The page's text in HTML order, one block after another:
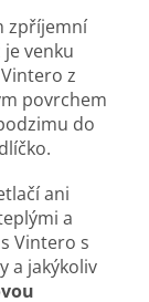
zpříjemní
venku
z
povrchem
do
ani
a
Vintero s
a jakýkoliv